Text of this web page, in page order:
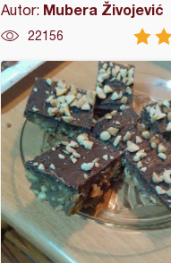
Autor: Mubera Živojević
22156